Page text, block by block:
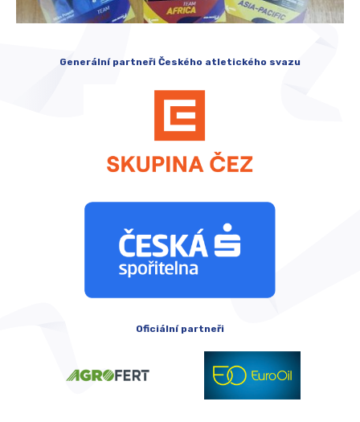
Generální partneři Českého atletického svazu
Oficiální partneři